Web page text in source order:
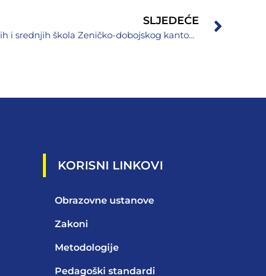
SLJEDEĆE
Prijem učenika generacije osnovnih i srednjih škola Zeničko-dobojskog kantona
KORISNI LINKOVI
Obrazovne ustanove
Zakoni
Metodologije
Pedagoški standardi